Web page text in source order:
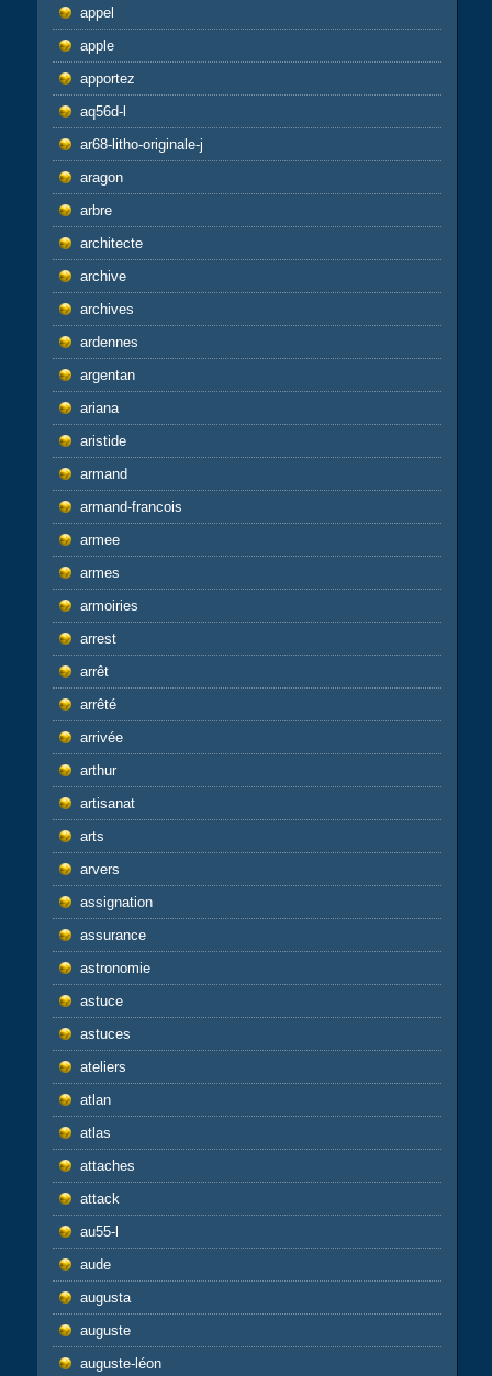
appel
apple
apportez
aq56d-l
ar68-litho-originale-j
aragon
arbre
architecte
archive
archives
ardennes
argentan
ariana
aristide
armand
armand-francois
armee
armes
armoiries
arrest
arrêt
arrêté
arrivée
arthur
artisanat
arts
arvers
assignation
assurance
astronomie
astuce
astuces
ateliers
atlan
atlas
attaches
attack
au55-l
aude
augusta
auguste
auguste-léon